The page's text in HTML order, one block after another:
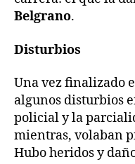
Belgrano.
Disturbios
Una vez finalizado
algunos disturbios
policial y la
mientras, volaban
Hubo heridos y